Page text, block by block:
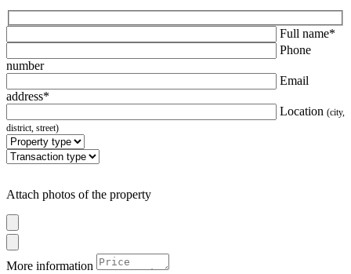
Full name*
Phone
number
Email
address*
Location (city,
district, street)
Attach photos of the property
More information